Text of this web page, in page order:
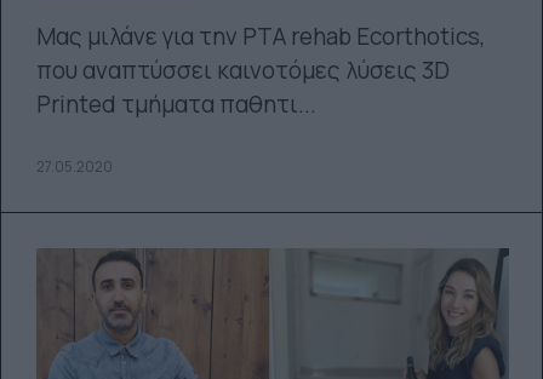
Μας μιλάνε για την PTA rehab Ecorthotics,
που αναπτύσσει καινοτόμες λύσεις 3D
Printed τμήματα παθητι...
27.05.2020